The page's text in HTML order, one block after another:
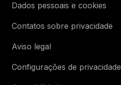
Dados pessoais e cookies
Contatos sobre privacidade
Aviso legal
Configurações de privacidade